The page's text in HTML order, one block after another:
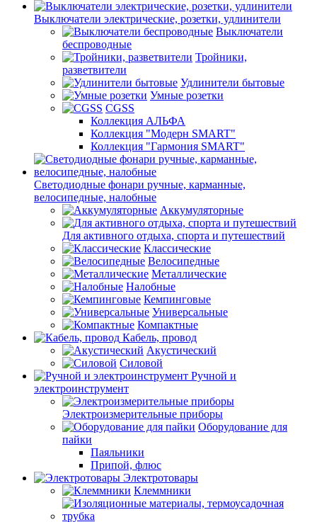
Выключатели электрические, розетки, удлинители
Выключатели
беспроводные
Тройники,
разветвители
Удлинители бытовые
Умные розетки
CGSS
Коллекция АЛЬФА
Коллекция "Модерн SMART"
Коллекция "Гармония SMART"
Светодиодные фонари ручные, карманные,
велосипедные, налобные
Аккумуляторные
Для активного отдыха, спорта и путешествий
Классические
Велосипедные
Металлические
Налобные
Кемпинговые
Универсальные
Компактные
Кабель, провод
Акустический
Силовой
Ручной и
электроинструмент
Электроизмерительные приборы
Оборудование для
пайки
Паяльники
Припой, флюс
Электротовары
Клеммники